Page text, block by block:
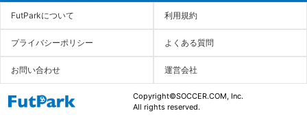
FutParkについて 利用規約
プライバシーポリシー よくある質問
お問い合わせ 運営会社
Copyright©SOCCER.COM, Inc.
All rights reserved.